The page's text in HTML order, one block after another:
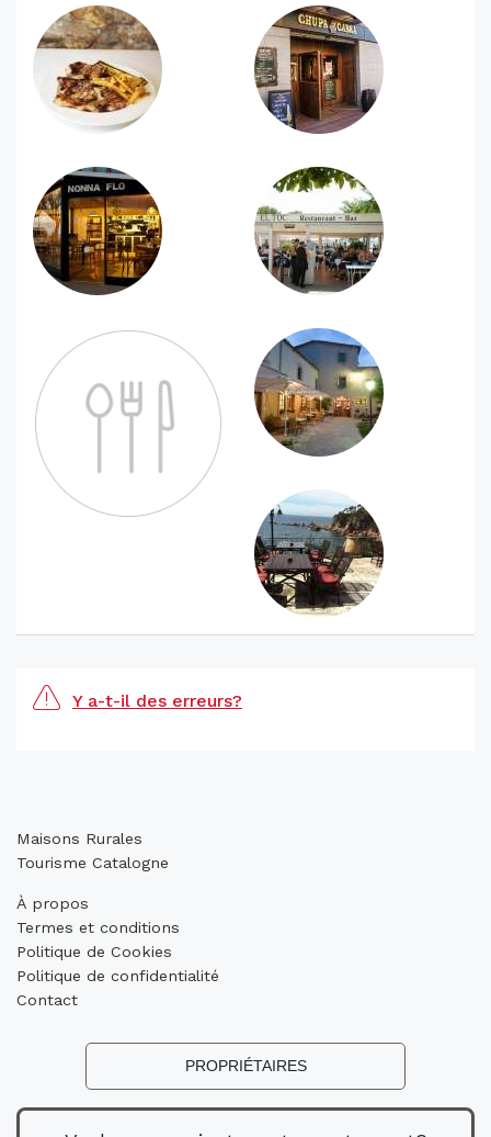
Y a-t-il des erreurs?
Maisons Rurales
Tourisme Catalogne
À propos
Termes et conditions
Politique de Cookies
Politique de confidentialité
Contact
PROPRIÉTAIRES